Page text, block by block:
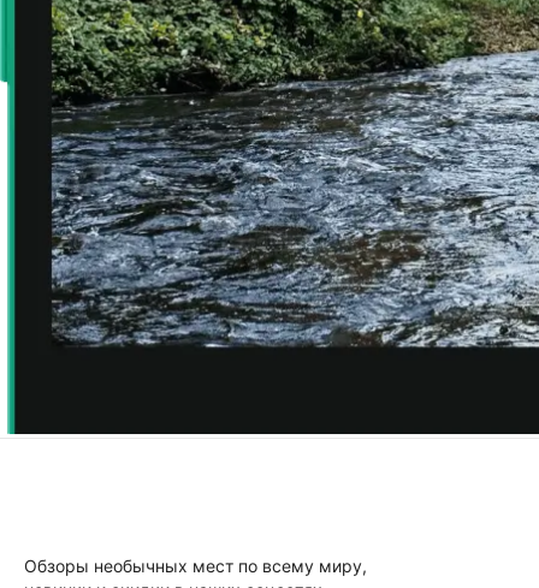
Обзоры необычных мест по всему миру,